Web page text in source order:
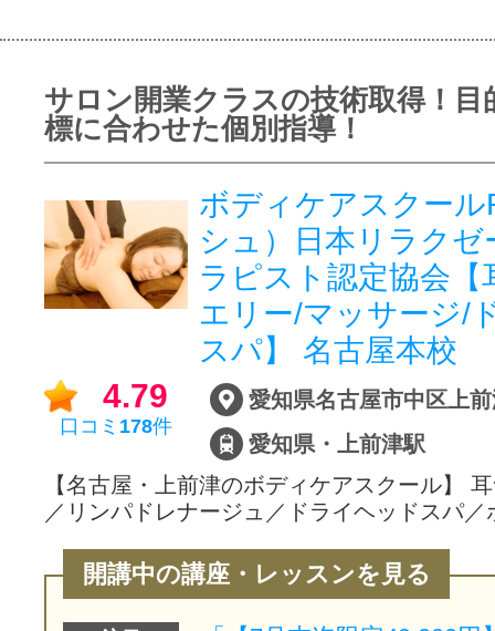
サロン開業クラスの技術取得！目
標に合わせた個別指導！
ボディケアスクー
シュ）日本リラク
ラピスト認定協会【
エリー/マッサージ/
スパ】 名古屋本校
4.79
口コミ 178件
愛知県・上前津駅
【名古屋・上前津のボディケアスクール】
／リンパドレナージュ／ドライヘッドスパ
開講中の講座・レッスンを見る